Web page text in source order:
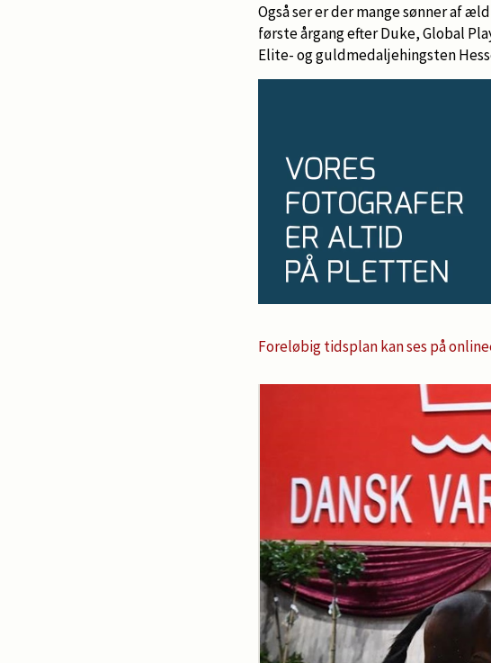
Også ser er der mange sønner af
første årgang efter Duke, Global
Elite- og guldmedaljehingsten
Foreløbig tidsplan kan ses på